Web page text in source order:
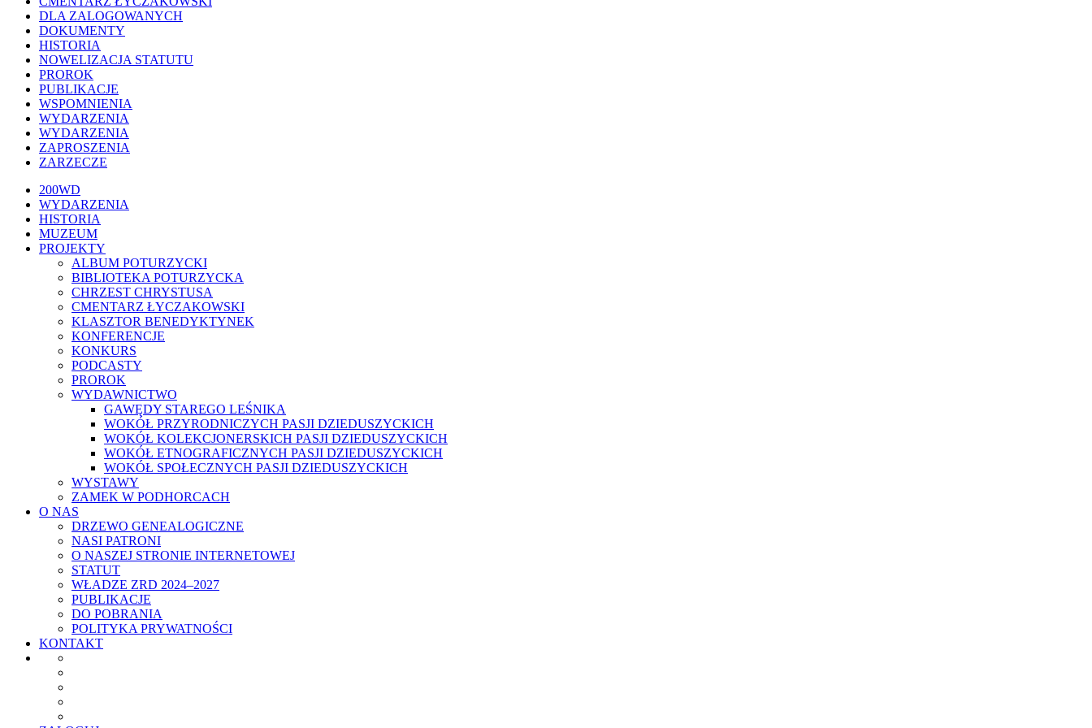
DLA ZALOGOWANYCH
DOKUMENTY
HISTORIA
NOWELIZACJA STATUTU
PROROK
PUBLIKACJE
WSPOMNIENIA
WYDARZENIA
WYDARZENIA
ZAPROSZENIA
ZARZECZE
Close
Menu
200WD
WYDARZENIA
HISTORIA
MUZEUM
PROJEKTY
ALBUM POTURZYCKI
BIBLIOTEKA POTURZYCKA
CHRZEST CHRYSTUSA
CMENTARZ ŁYCZAKOWSKI
KLASZTOR BENEDYKTYNEK
KONFERENCJE
KONKURS
PODCASTY
PROROK
WYDAWNICTWO
GAWĘDY STAREGO LEŚNIKA
WOKÓŁ PRZYRODNICZYCH PASJI DZIEDUSZYCKICH
WOKÓŁ KOLEKCJONERSKICH PASJI DZIEDUSZYCKICH
WOKÓŁ ETNOGRAFICZNYCH PASJI DZIEDUSZYCKICH
WOKÓŁ SPOŁECZNYCH PASJI DZIEDUSZYCKICH
WYSTAWY
ZAMEK W PODHORCACH
O NAS
DRZEWO GENEALOGICZNE
NASI PATRONI
O NASZEJ STRONIE INTERNETOWEJ
STATUT
WŁADZE ZRD 2024–2027
PUBLIKACJE
DO POBRANIA
POLITYKA PRYWATNOŚCI
KONTAKT